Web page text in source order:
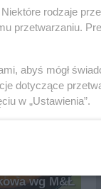
w sosie
wg M&
wg M&Ł
Niektóre rodzaje
przetwarzaniu.
abyś mógł
dotyczące
w „Ustawienia”.